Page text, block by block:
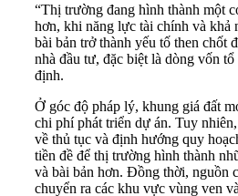
“Thị trường đang hình thành một
hơn, khi năng lực tài chính và khả
bài bản trở thành yếu tố then chốt
nhà đầu tư, đặc biệt là dòng vốn
định.
Ở góc độ pháp lý, khung giá đất
chi phí phát triển dự án. Tuy
về thủ tục và định hướng quy
tiền đề để thị trường hình thành
và bài bản hơn. Đồng thời, nguồn
chuyển ra các khu vực vùng ven